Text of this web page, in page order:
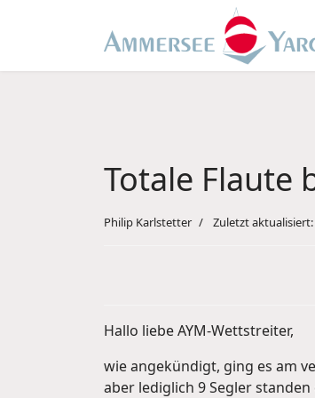
Totale Flaute
Philip Karlstetter Zuletzt aktualisiert:
Hallo liebe AYM-Wettstreiter,
wie angekündigt, ging es am
aber lediglich 9 Segler